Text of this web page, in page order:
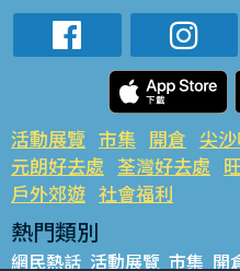
活動展覽 市集 開倉 尖
元朗好去處 荃灣好去處
戶外郊遊 社會福利
熱門類別
網民熱話 活動展覽 市集 開